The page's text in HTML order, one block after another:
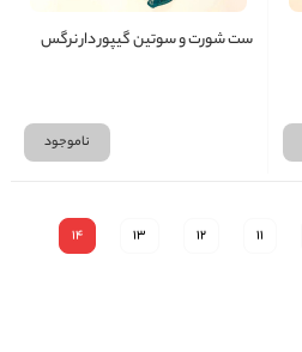
ست شورت و سوتین گیپور دار نرگس
ناموجود
11
12
13
14